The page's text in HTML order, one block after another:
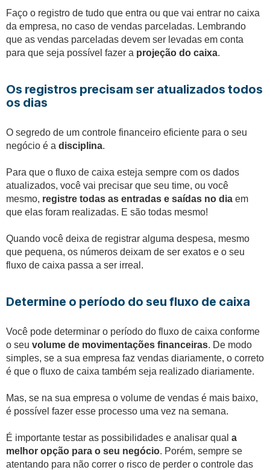
Faço o registro de tudo que entra ou que vai entrar no caixa
da empresa, no caso de vendas parceladas. Lembrando
que as vendas parceladas devem ser levadas em conta
para que seja possível fazer a projeção do caixa.
Os registros precisam ser atualizados todos
os dias
O segredo de um controle financeiro eficiente para o seu
negócio é a disciplina.
Para que o fluxo de caixa esteja sempre com os dados
atualizados, você vai precisar que seu time, ou você
mesmo, registre todas as entradas e saídas no dia em
que elas foram realizadas. E são todas mesmo!
Quando você deixa de registrar alguma despesa, mesmo
que pequena, os números deixam de ser exatos e o seu
fluxo de caixa passa a ser irreal.
Determine o período do seu fluxo de caixa
Você pode determinar o período do fluxo de caixa conforme
o seu volume de movimentações financeiras. De modo
simples, se a sua empresa faz vendas diariamente, o correto
é que o fluxo de caixa também seja realizado diariamente.
Mas, se na sua empresa o volume de vendas é mais baixo,
é possível fazer esse processo uma vez na semana.
É importante testar as possibilidades e analisar qual a
melhor opção para o seu negócio. Porém, sempre se
atentando para não correr o risco de perder o controle das